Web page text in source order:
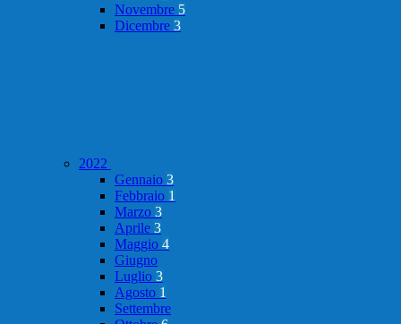
Novembre 5
Dicembre 3
2022
Gennaio 3
Febbraio 1
Marzo 3
Aprile 3
Maggio 4
Giugno
Luglio 3
Agosto 1
Settembre